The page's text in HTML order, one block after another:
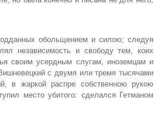
обольщением и силою; следуя
независимость и свободу тем, коих
своим усердным слугам, иноземцам и
с двумя или тремя тысячами
в жаркой распре собственною рукою
место убитого: сделался Гетманом